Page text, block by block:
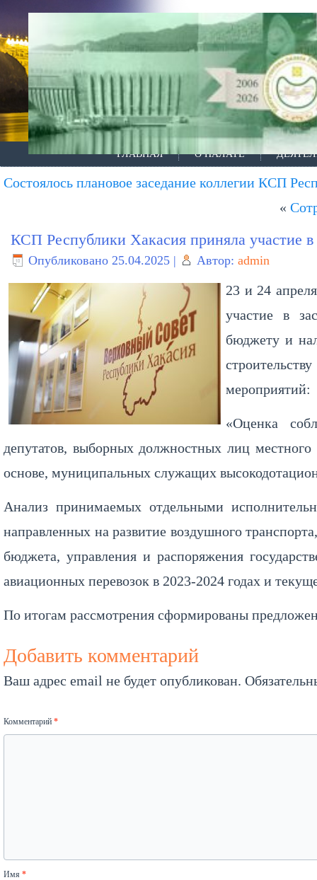
ГЛАВНАЯ О ПАЛАТЕ
Состоялось плановое заседание коллегии КСП
«
КСП Республики Хакасия приняла участие в
Опубликовано 25.04.2025 | Автор: admin
23 и 24
участие в
бюджету и
мероприятий:
«Оценка
депутатов, выборных должностных лиц
основе, муниципальных служащих
Анализ принимаемых отдельными
направленных на развитие воздушного
бюджета, управления и распоряжения
авиационных перевозок в 2023-2024 годах и
По итогам рассмотрения сформированы
Добавить комментарий
Ваш адрес email не будет опубликован.
Комментарий *
Имя *